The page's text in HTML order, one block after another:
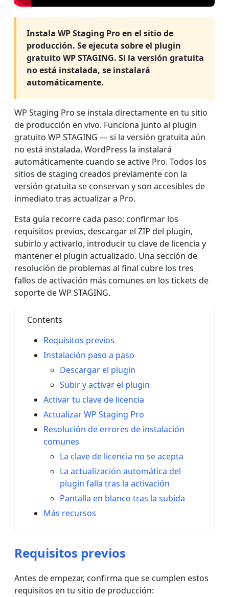
Instala WP Staging Pro en el sitio de
producción. Se ejecuta sobre el plugin
gratuito WP STAGING. Si la versión gratuita
no está instalada, se instalará
automáticamente.
WP Staging Pro se instala directamente en tu sitio
de producción en vivo. Funciona junto al plugin
gratuito WP STAGING — si la versión gratuita aún
no está instalada, WordPress la instalará
automáticamente cuando se active Pro. Todos los
sitios de staging creados previamente con la
versión gratuita se conservan y son accesibles de
inmediato tras actualizar a Pro.
Esta guía recorre cada paso: confirmar los
requisitos previos, descargar el ZIP del plugin,
subirlo y activarlo, introducir tu clave de licencia y
mantener el plugin actualizado. Una sección de
resolución de problemas al final cubre los tres
fallos de activación más comunes en los tickets de
soporte de WP STAGING.
Contents
Requisitos previos
Instalación paso a paso
Descargar el plugin
Subir y activar el plugin
Activar tu clave de licencia
Actualizar WP Staging Pro
Resolución de errores de instalación
comunes
La clave de licencia no se acepta
La actualización automática del
plugin falla tras la activación
Pantalla en blanco tras la subida
Más recursos
Requisitos previos
Antes de empezar, confirma que se cumplen estos
requisitos en tu sitio de producción: